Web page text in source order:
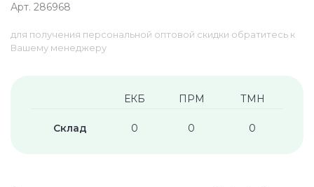
Арт. 286968
для получения персональной оптовой скидки обратитесь к
Вашему менеджеру
ЕКБ ПРМ ТМН
Склад 0 0 0